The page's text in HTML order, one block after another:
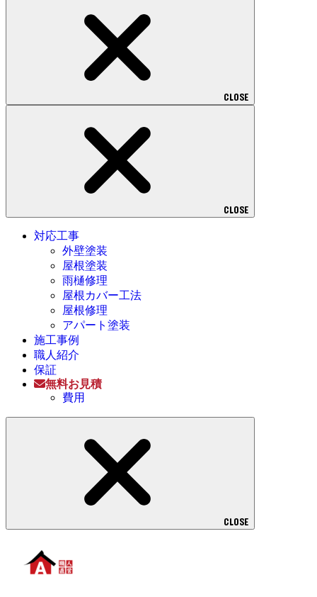
CLOSE
CLOSE
対応工事
外壁塗装
屋根塗装
雨樋修理
屋根カバー工法
屋根修理
アパート塗装
施工事例
職人紹介
保証
無料お見積
費用
CLOSE